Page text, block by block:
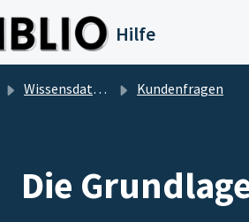
Hilfe
Wissensdatenbank Kundenfragen
Die